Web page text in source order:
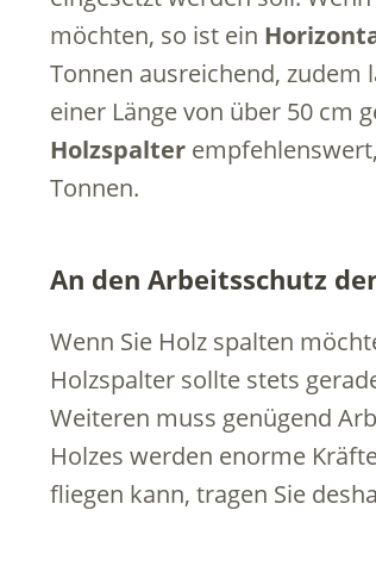
möchten, so ist ein
Tonnen ausreichend, zudem
einer Länge von über 50 cm
Holzspalter
Tonnen.
An den Arbeitsschutz
Wenn Sie Holz spalten
Holzspalter sollte stets
Weiteren muss genügend
Holzes werden enorme
fliegen kann, tragen Sie